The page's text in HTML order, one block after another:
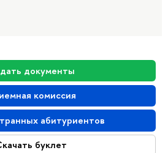
документы
комиссия
абитуриентов
буклет